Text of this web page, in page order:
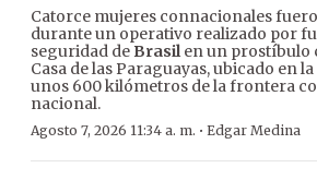
Catorce mujeres connacionales
durante un operativo realizado por
seguridad de Brasilen un prostíbulo
Casa de las Paraguayas, ubicado en
unos 600 kilómetros de la frontera
nacional.
Agosto 7, 2026 11:34 a. m. · Edgar Medina